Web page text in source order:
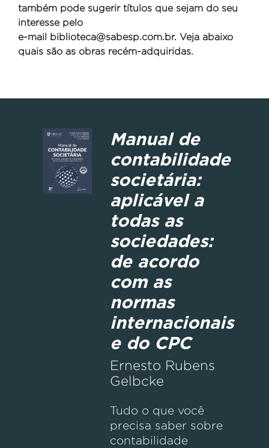
também pode sugerir títulos que sejam do seu
interesse pelo
e-mail
biblioteca@sabesp.com.br. Veja abaixo
quais são as obras recém-adquiridas.
Manual de
contabilidade
societária:
aplicável a
todas as
sociedades:
de acordo
com as
normas
internacionais
e do CPC
Ernesto Rubens
Gelbcke
Tudo o que você
precisa saber sobre
contabilidade